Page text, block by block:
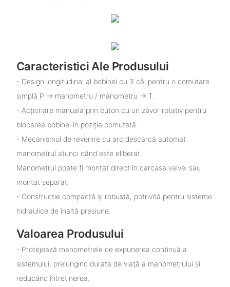
Caracteristici Ale Produsului
- Design longitudinal al bobinei cu 3 căi pentru o comutare
simplă P → manometru / manometru → T.
- Acționare manuală prin buton cu un zăvor rotativ pentru
blocarea bobinei în poziția comutată.
- Mecanismul de revenire cu arc descarcă automat
manometrul atunci când este eliberat.
Manometrul poate fi montat direct în carcasa valvei sau
montat separat.
- Construcție compactă și robustă, potrivită pentru sisteme
hidraulice de înaltă presiune.
Valoarea Produsului
- Protejează manometrele de expunerea continuă a
sistemului, prelungind durata de viață a manometrului și
reducând întreținerea.